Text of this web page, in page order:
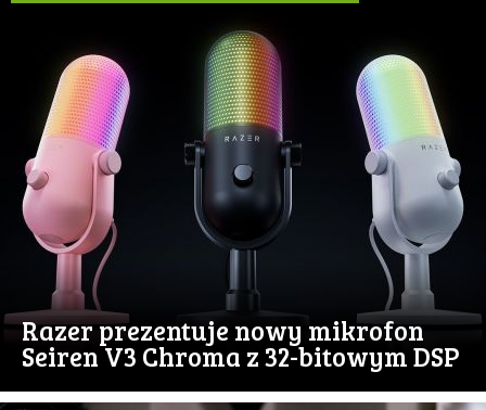
Razer prezentuje nowy mikrofon
Seiren V3 Chroma z 32-bitowym DSP